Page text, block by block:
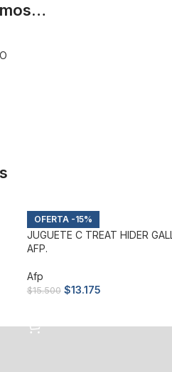
-15%
JUGUETE C TREAT HIDER
AFP.
Afp
$15.500 $13.175